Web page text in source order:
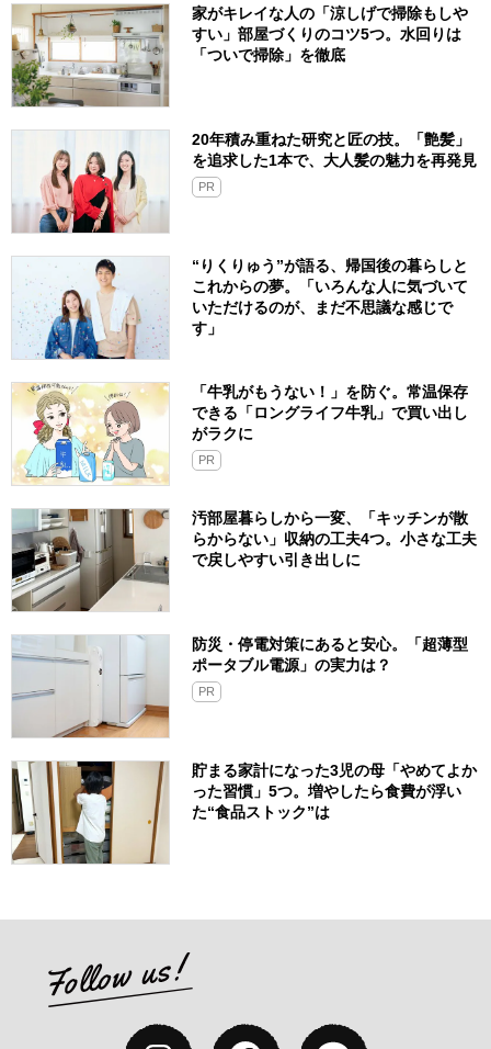
家がキレイな人の「涼しげで掃除もしや
すい」部屋づくりのコツ5つ。水回りは
「ついで掃除」を徹底
20年積み重ねた研究と匠の技。「艶髪」
を追求した1本で、大人髪の魅力を再発見
PR
“りくりゅう”が語る、帰国後の暮らしと
これからの夢。「いろんな人に気づいて
いただけるのが、まだ不思議な感じで
す」
「牛乳がもうない！」を防ぐ。常温保存
できる「ロングライフ牛乳」で買い出し
がラクに
PR
汚部屋暮らしから一変、「キッチンが散
らからない」収納の工夫4つ。小さな工夫
で戻しやすい引き出しに
防災・停電対策にあると安心。「超薄型
ポータブル電源」の実力は？​
PR
貯まる家計になった3児の母「やめてよか
った習慣」5つ。増やしたら食費が浮い
た“食品ストック”は